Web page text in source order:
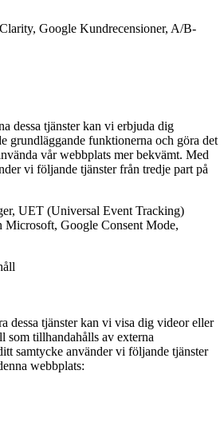
Google Kundrecensioner, A/B-
dessa tjänster kan vi erbjuda dig
grundläggande funktionerna och göra det
vår webbplats mer bekvämt. Med
vi följande tjänster från tredje part på
UET (Universal Event Tracking)
Microsoft, Google Consent Mode,
dessa tjänster kan vi visa dig videor eller
som tillhandahålls av externa
samtycke använder vi följande tjänster
webbplats: